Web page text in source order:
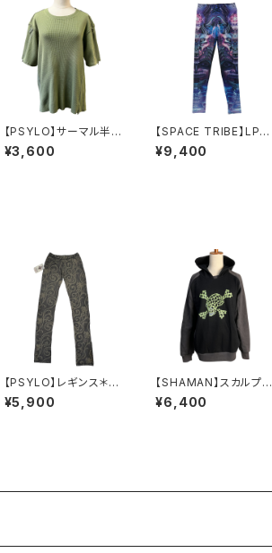
【PSYLO】サーマル半袖
Tシャツ＊Sham Tee
S/S
¥3,600
【SPACE TRIBE】LP10
2 DP027V：サブリミナ
ルレギンスViolet Fox
¥9,400
【PSYLO】レギンス＊C
harly’ｓ Leggings
¥5,900
【SHAMAN】スカルプリ
ントフーディー Sサイ
ズ
¥6,400